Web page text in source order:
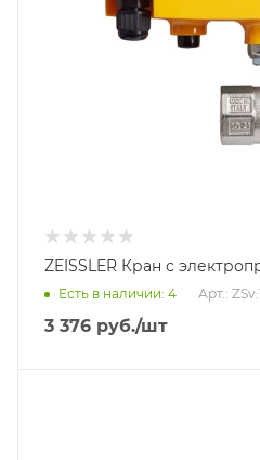
ZEISSLER Кран с
Есть в наличии: 4 Арт.:
3 376 руб./шт